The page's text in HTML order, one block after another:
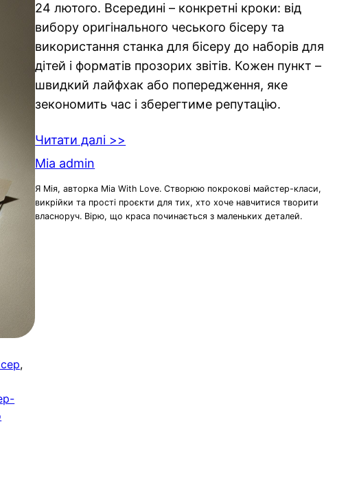
24 лютого. Всередині – конкретні кроки: від
вибору оригінального чеського бісеру та
використання станка для бісеру до наборів для
дітей і форматів прозорих звітів. Кожен пункт –
швидкий лайфхак або попередження, яке
зекономить час і зберегтиме репутацію.
Читати далі >>
Mia admin
Я Мія, авторка Mia With Love. Створюю покрокові майстер-класи,
викрійки та прості проєкти для тих, хто хоче навчитися творити
власноруч. Вірю, що краса починається з маленьких деталей.